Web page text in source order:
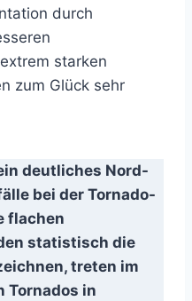
durch
starken
zum Glück sehr
deutliches Nord-
bei der Tornado-
flachen
statistisch die
treten im
Tornados in